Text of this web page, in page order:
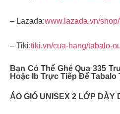
– Lazada:www.lazada.vn/
– Tiki:tiki.vn/cua-hang/tabalo-
Bạn Có Thể Ghé Qua 335
Hoặc Ib Trực Tiếp Để Tabalo
ÁO GIÓ UNISEX 2 LỚP DÀY